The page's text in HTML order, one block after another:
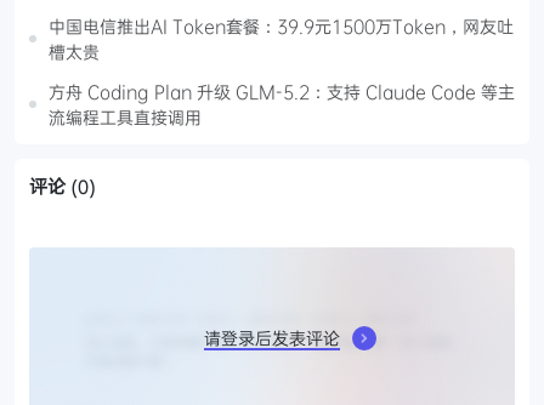
中国电信推出AI Token套餐：39.9元1500万Token，网友吐
槽太贵
方舟 Coding Plan 升级 GLM-5.2：支持 Claude Code 等主
流编程工具直接调用
评论 (0)
请登录后发表评论